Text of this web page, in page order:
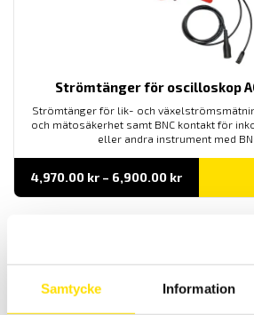
Samtycke Information
Strömtänger för oscilloskop
Strömtänger för lik- och
och mätosäkerhet samt BNC kontakt för
eller andra instrument med
4,970.00 kr – 6,900.00 krPrisintervall:
till